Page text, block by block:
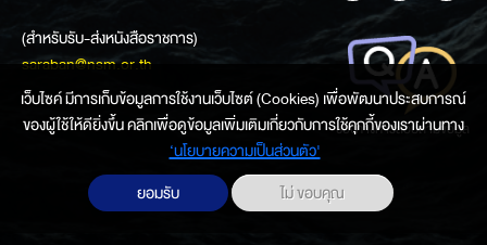
(สำหรับรับ-ส่งหนังสือราชการ)
saraban@nsm.or.th
ช่องทางการสอบถามข้อมูล
เว็บไซค์ มีการเก็บข้อมูลการใช้งานเว็บไซต์ (Cookies) เพื่อพัฒนาประสบการณ์
ของผู้ใช้ให้ดียิ่งขึ้น คลิกเพื่อดูข้อมูลเพิ่มเติมเกี่ยวกับการใช้คุกกี้ของเราผ่านทาง
‘นโยบายความเป็นส่วนตัว'
ยอมรับ
ไม่ ขอบคุณ